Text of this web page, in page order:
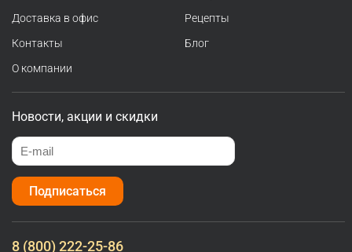
Доставка в офис
Контакты
О компании
Рецепты
Блог
Новости, акции и скидки
Подписаться
8 (800) 222-25-86